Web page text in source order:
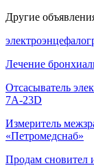
Другие
Лечение
Отсасыватель
7A-23D
Измеритель
«Петромедснаб»
Продам сновител